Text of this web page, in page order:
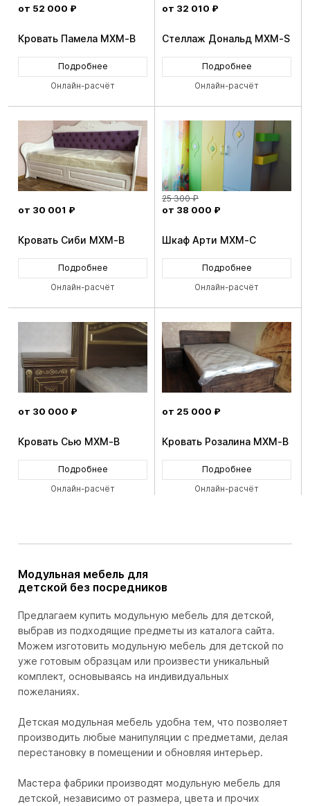
от 52 000 ₽
Кровать Памела MXM-B
Подробнее
Онлайн-расчёт
от 32 010 ₽
Стеллаж Дональд MXM-S
Подробнее
Онлайн-расчёт
от 30 001 ₽
Кровать Сиби MXM-B
Подробнее
Онлайн-расчёт
25 300 ₽
от 38 000 ₽
Шкаф Арти MXM-C
Подробнее
Онлайн-расчёт
от 30 000 ₽
Кровать Сью MXM-B
Подробнее
Онлайн-расчёт
от 25 000 ₽
Кровать Розалина MXM-B
Подробнее
Онлайн-расчёт
Модульная мебель для
детской без посредников
Предлагаем купить модульную мебель для детской,
выбрав из подходящие предметы из каталога сайта.
Можем изготовить модульную мебель для детской по
уже готовым образцам или произвести уникальный
комплект, основываясь на индивидуальных
пожеланиях.
Детская модульная мебель удобна тем, что позволяет
производить любые манипуляции с предметами, делая
перестановку в помещении и обновляя интерьер.
Мастера фабрики производят модульную мебель для
детской, независимо от размера, цвета и прочих